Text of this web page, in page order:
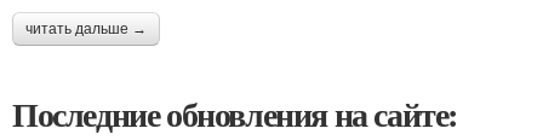
читать дальше →
Последние обновления на сайте: